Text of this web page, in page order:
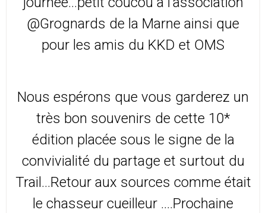
@Grognards de la Marne ainsi que
pour les amis du KKD et OMS
Nous espérons que vous garderez un
très bon souvenirs de cette 10*
édition placée sous le signe de la
convivialité du partage et surtout du
Trail...Retour aux sources comme était
le chasseur cueilleur ....Prochaine